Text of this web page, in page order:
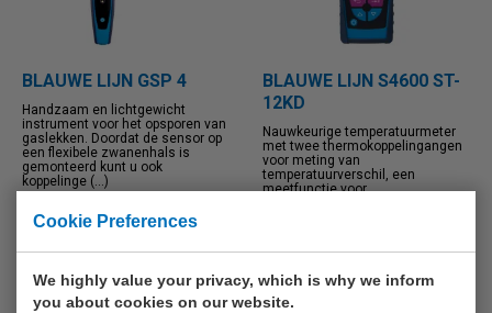
Cookie Preferences
We highly value your privacy, which is why we inform
you about cookies on our website.
BLAUWE LIJN GSP 4
Handzaam en lichtgewicht
instrument voor het opsporen van
gaslekken. Doordat de sensor op
een flexibele zwanenhals is
gemonteerd kunt u ook
koppelinge (...)
€ 339,-
INFO
BLAUWE LIJN S4600 ST-
12KD
Nauwkeurige temperatuurmeter
met twee thermokoppelingangen
voor meting van
temperatuurverschil, een
meetfunctie voor
€ 532,-
INFO